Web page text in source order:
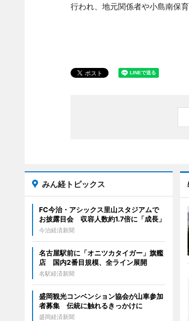
行われ、地元関係者や小島南保
みん経トピックス
FC今治・アシックス里山スタジアムで
お披露目会 収容人数約1.7倍に「成長」
今治経済新聞
名古屋駅前に「オニツカタイガー」旗艦
店 国内2番目規模、全ライン展開
名駅経済新聞
盛岡観光コンベンション協会が山車参加
者募集 伝統に触れるきっかけに
盛岡経済新聞